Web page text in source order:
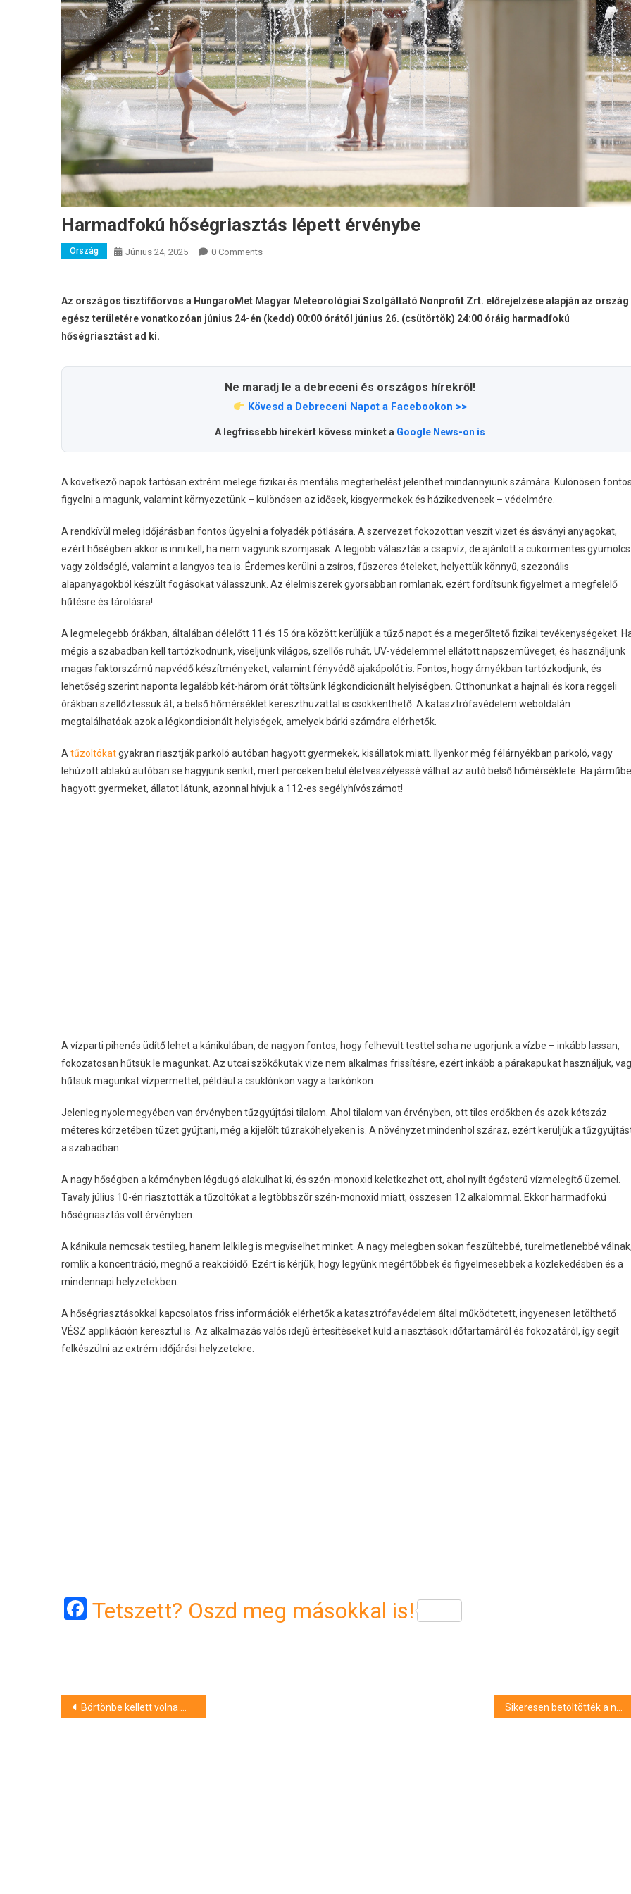
Harmadfokú hőségriasztás lépett érvénybe
Ország Június 24, 2025 0 Comments
Az országos tisztifőorvos a HungaroMet Magyar Meteorológiai Szolgáltató Nonprofit Zrt. előrejelzése alapján az ország
egész területére vonatkozóan június 24-én (kedd) 00:00 órától június 26. (csütörtök) 24:00 óráig harmadfokú
hőségriasztást ad ki.
Ne maradj le a debreceni és országos hírekről!
Kövesd a Debreceni Napot a Facebookon >>
A legfrissebb hírekért kövess minket a Google News-on is
A következő napok tartósan extrém melege fizikai és mentális megterhelést jelenthet mindannyiunk számára. Különösen
figyelni a magunk, valamint környezetünk – különösen az idősek, kisgyermekek és házikedvencek – védelmére.
A rendkívül meleg időjárásban fontos ügyelni a folyadék pótlására. A szervezet fokozottan veszít vizet és ásványi anyagokat,
ezért hőségben akkor is inni kell, ha nem vagyunk szomjasak. A legjobb választás a csapvíz, de ajánlott a cukormentes
vagy zöldséglé, valamint a langyos tea is. Érdemes kerülni a zsíros, fűszeres ételeket, helyettük könnyű, szezonális
alapanyagokból készült fogásokat válasszunk. Az élelmiszerek gyorsabban romlanak, ezért fordítsunk figyelmet a megfelelő
hűtésre és tárolásra!
A legmelegebb órákban, általában délelőtt 11 és 15 óra között kerüljük a tűző napot és a megerőltető fizikai tevékenységeket.
mégis a szabadban kell tartózkodnunk, viseljünk világos, szellős ruhát, UV-védelemmel ellátott napszemüveget, és használjunk
magas faktorszámú napvédő készítményeket, valamint fényvédő ajakápolót is. Fontos, hogy árnyékban tartózkodjunk, és
lehetőség szerint naponta legalább két-három órát töltsünk légkondicionált helyiségben. Otthonunkat a hajnali és kora reggeli
órákban szellőztessük át, a belső hőmérséklet kereszthuzattal is csökkenthető. A katasztrófavédelem weboldalán
megtalálhatóak azok a légkondicionált helyiségek, amelyek bárki számára elérhetők.
A tűzoltókatgyakran riasztják parkoló autóban hagyott gyermekek, kisállatok miatt. Ilyenkor még félárnyékban parkoló, vagy
lehúzott ablakú autóban se hagyjunk senkit, mert perceken belül életveszélyessé válhat az autó belső hőmérséklete. Ha
hagyott gyermeket, állatot látunk, azonnal hívjuk a 112-es segélyhívószámot!
A vízparti pihenés üdítő lehet a kánikulában, de nagyon fontos, hogy felhevült testtel soha ne ugorjunk a vízbe – inkább lassan,
fokozatosan hűtsük le magunkat. Az utcai szökőkutak vize nem alkalmas frissítésre, ezért inkább a párakapukat használjuk,
hűtsük magunkat vízpermettel, például a csuklónkon vagy a tarkónkon.
Jelenleg nyolc megyében van érvényben tűzgyújtási tilalom. Ahol tilalom van érvényben, ott tilos erdőkben és azok kétszáz
méteres körzetében tüzet gyújtani, még a kijelölt tűzrakóhelyeken is. A növényzet mindenhol száraz, ezért kerüljük a
a szabadban.
A nagy hőségben a kéményben légdugó alakulhat ki, és szén-monoxid keletkezhet ott, ahol nyílt égésterű vízmelegítő üzemel.
Tavaly július 10-én riasztották a tűzoltókat a legtöbbször szén-monoxid miatt, összesen 12 alkalommal. Ekkor harmadfokú
hőségriasztás volt érvényben.
A kánikula nemcsak testileg, hanem lelkileg is megviselhet minket. A nagy melegben sokan feszültebbé, türelmetlenebbé
romlik a koncentráció, megnő a reakcióidő. Ezért is kérjük, hogy legyünk megértőbbek és figyelmesebbek a közlekedésben és a
mindennapi helyzetekben.
A hőségriasztásokkal kapcsolatos friss információk elérhetők a katasztrófavédelem által működtetett, ingyenesen letölthető
VÉSZ applikáción keresztül is. Az alkalmazás valós idejű értesítéseket küld a riasztások időtartamáról és fokozatáról, így segít
felkészülni az extrém időjárási helyzetekre.
Facebook
Tetszett? Oszd meg másokkal is!
Bejegyzés
Börtönbe kellett volna mennie, Mátészalkán próbált elrejtőzni a móri férfi